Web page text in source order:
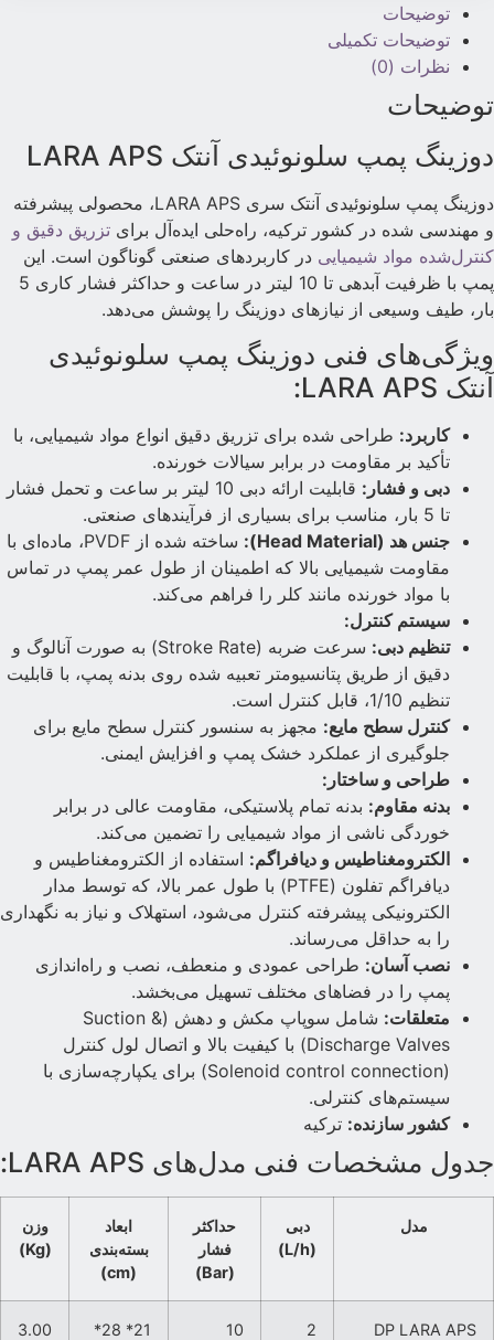
توضیحات
توضیحات تکمیلی
نظرات (0)
توضیحات
دوزینگ پمپ سلونوئیدی آنتک LARA APS
دوزینگ پمپ سلونوئیدی آنتک سری LARA APS، محصولی پیشرفته
و مهندسی شده در کشور ترکیه، راه‌حلی ایده‌آل برای تزریق دقیق و
کنترل‌شده مواد شیمیایی در کاربردهای صنعتی گوناگون است. این
پمپ با ظرفیت آبدهی تا 10 لیتر در ساعت و حداکثر فشار کاری 5
بار، طیف وسیعی از نیازهای دوزینگ را پوشش می‌دهد.
ویژگی‌های فنی دوزینگ پمپ سلونوئیدی
آنتک LARA APS:
کاربرد: طراحی شده برای تزریق دقیق انواع مواد شیمیایی، با
تأکید بر مقاومت در برابر سیالات خورنده.
دبی و فشار:
قابلیت ارائه دبی 10 لیتر بر ساعت و تحمل فشار
تا 5 بار، مناسب برای بسیاری از فرآیندهای صنعتی.
جنس هد (Head Material):
ساخته شده از PVDF، ماده‌ای با
مقاومت شیمیایی بالا که اطمینان از طول عمر پمپ در تماس
با مواد خورنده مانند کلر را فراهم می‌کند.
سیستم کنترل:
تنظیم دبی:
سرعت ضربه (Stroke Rate) به صورت آنالوگ و
دقیق از طریق پتانسیومتر تعبیه شده روی بدنه پمپ، با قابلیت
تنظیم 1/10، قابل کنترل است.
کنترل سطح مایع: مجهز به سنسور کنترل سطح مایع برای
جلوگیری از عملکرد خشک پمپ و افزایش ایمنی.
طراحی و ساختار:
بدنه مقاوم: بدنه تمام پلاستیکی، مقاومت عالی در برابر
خوردگی ناشی از مواد شیمیایی را تضمین می‌کند.
الکترومغناطیس و دیافراگم: استفاده از الکترومغناطیس و
دیافراگم تفلون (PTFE) با طول عمر بالا، که توسط مدار
الکترونیکی پیشرفته کنترل می‌شود، استهلاک و نیاز به نگهداری
را به حداقل می‌رساند.
نصب آسان: طراحی عمودی و منعطف، نصب و راه‌اندازی
پمپ را در فضاهای مختلف تسهیل می‌بخشد.
متعلقات:
شامل سوپاپ مکش و دهش (Suction &
Discharge Valves) با کیفیت بالا و اتصال لول کنترل
(Solenoid control connection) برای یکپارچه‌سازی با
سیستم‌های کنترلی.
کشور سازنده: ترکیه
جدول مشخصات فنی مدل‌های LARA APS:
مدل
دبی
(L/h)
حداکثر
فشار
(Bar)
ابعاد
بسته‌بندی
(cm)
وزن
(Kg)
DP LARA APS
2
10
21* 28*
3.00